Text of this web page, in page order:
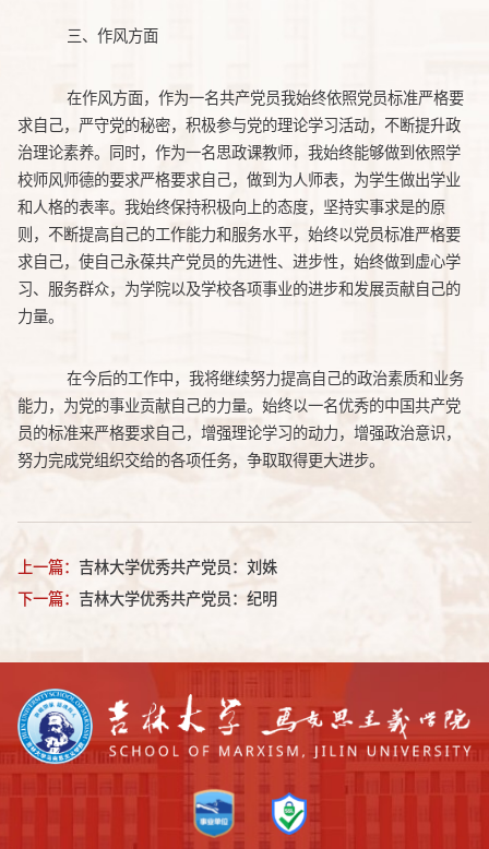
三、作风方面
在作风方面，作为一名共产党员我始终依照党员标准严格要
求自己，严守党的秘密，积极参与党的理论学习活动，不断提升政
治理论素养。同时，作为一名思政课教师，我始终能够做到依照学
校师风师德的要求严格要求自己，做到为人师表，为学生做出学业
和人格的表率。我始终保持积极向上的态度，坚持实事求是的原
则，不断提高自己的工作能力和服务水平，始终以党员标准严格要
求自己，使自己永葆共产党员的先进性、进步性，始终做到虚心学
习、服务群众，为学院以及学校各项事业的进步和发展贡献自己的
力量。
在今后的工作中，我将继续努力提高自己的政治素质和业务
能力，为党的事业贡献自己的力量。始终以一名优秀的中国共产党
员的标准来严格要求自己，增强理论学习的动力，增强政治意识，
努力完成党组织交给的各项任务，争取取得更大进步。
上一篇： 吉林大学优秀共产党员：刘姝
下一篇： 吉林大学优秀共产党员：纪明